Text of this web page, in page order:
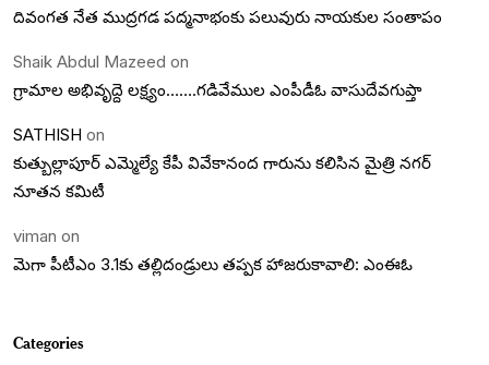
దివంగత నేత ముద్రగడ పద్మనాభంకు పలువురు నాయకుల సంతాపం
Shaik Abdul Mazeed on
గ్రామాల అభివృద్దె లక్ష్యం…….గడివేముల ఎంపీడీఓ వాసుదేవగుప్తా
SATHISH on
కుత్బుల్లాపూర్ ఎమ్మెల్యే కేపీ వివేకానంద గారును కలిసిన మైత్రి నగర్
నూతన కమిటీ
viman on
మెగా పీటీఎం 3.1కు తల్లిదండ్రులు తప్పక హాజరుకావాలి: ఎంఈఓ
Categories